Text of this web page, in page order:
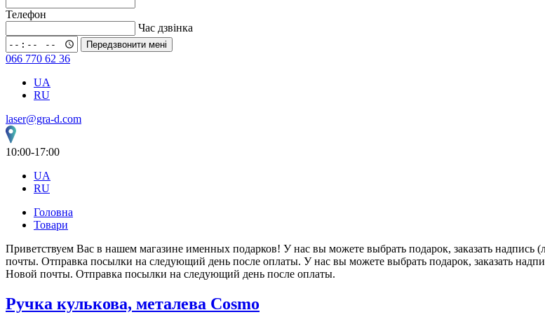
Телефон
Час дзвінка
Передзвонити мені
066 770 62 36
UA
RU
laser@gra-d.com
10:00-17:00
UA
RU
Головна
Товари
Приветствуем Вас в нашем магазине именных подарков! У нас вы можете выбрать подарок, заказать надпись
почты. Отправка посылки на следующий день после оплаты. У нас вы можете выбрать подарок, заказать
Новой почты. Отправка посылки на следующий день после оплаты.
Ручка кулькова, металева Cosmo